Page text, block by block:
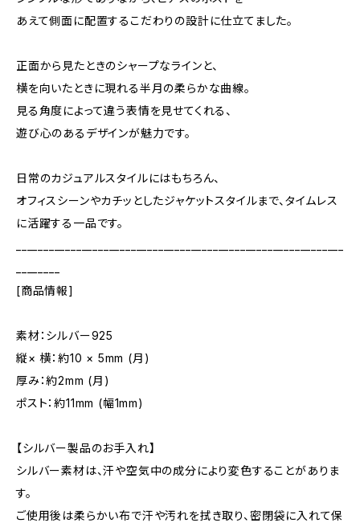
あえて側面に配置するこだわりの設計に仕立てました。
正面から見たときのシャープなラインと、
横を向いたときに現れる半月の柔らかな曲線。
見る角度によって違う表情を見せてくれる、
遊び心のあるデザインが魅力です。
日常のカジュアルスタイルにはもちろん、
オフィスシーンやカチッとしたジャケットスタイルまで、タイムレス
に活躍する一品です。
[商品情報]
素材：シルバー925
縦× 横：約10 × 5mm (月)
厚み：約2mm (月)
ポスト：約11mm (幅1mm)
【シルバー製品のお手入れ】
シルバー素材は、汗や空気中の成分により変色することがありま
す。
ご使用後は柔らかい布で汗や汚れを拭き取り、密閉袋に入れて保